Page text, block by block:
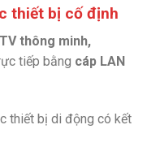
thiết bị cố định
thông minh,
tiếp bằng cáp LAN
thiết bị di động có kết